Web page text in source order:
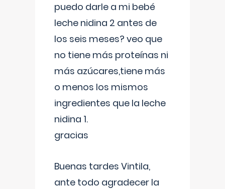
puedo darle a mi bebé
leche nidina 2 antes de
los seis meses? veo que
no tiene más proteínas ni
más azúcares,tiene más
o menos los mismos
ingredientes que la leche
nidina 1.
gracias
Buenas tardes Vintila,
ante todo agradecer la